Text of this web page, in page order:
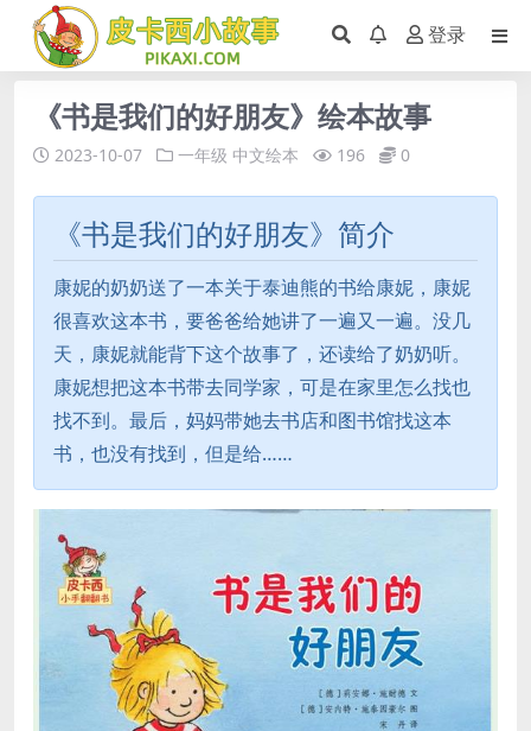
登录
《书是我们的好朋友》绘本故事
2023-10-07 一年级 中文绘本 196 0
《书是我们的好朋友》简介
康妮的奶奶送了一本关于泰迪熊的书给康妮，康妮
很喜欢这本书，要爸爸给她讲了一遍又一遍。没几
天，康妮就能背下这个故事了，还读给了奶奶听。
康妮想把这本书带去同学家，可是在家里怎么找也
找不到。最后，妈妈带她去书店和图书馆找这本
书，也没有找到，但是给……